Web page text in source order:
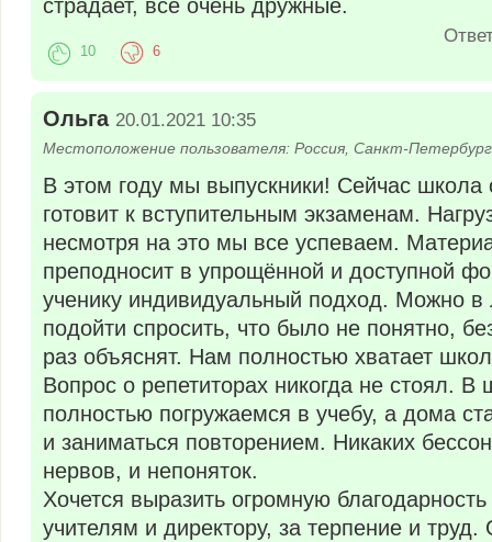
страдает, все очень дружные.
10 6
Ольга 20.01.2021 10:35
Местоположение пользователя: Россия, Санкт-Петербург
В этом году мы выпускники! Сейчас школа
готовит к вступительным экзаменам.
несмотря на это мы все успеваем.
преподносит в упрощённой и доступной
ученику индивидуальный подход. Можно
подойти спросить, что было не понятно,
раз объяснят. Нам полностью хватает
Вопрос о репетиторах никогда не стоял.
полностью погружаемся в учебу, а дома
и заниматься повторением. Никаких
нервов, и непоняток.
Хочется выразить огромную
учителям и директору, за терпение и